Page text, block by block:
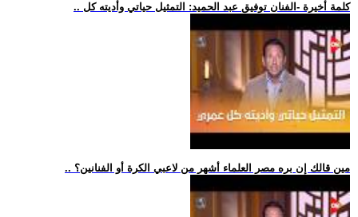
.. كلمة أخيرة -الفنان توفيق عبد الحميد: التمثيل حياتي وأديته كل
.. مين قالك إن بره مصر العلماء أشهر من لاعبي الكرة أو الفنانين؟